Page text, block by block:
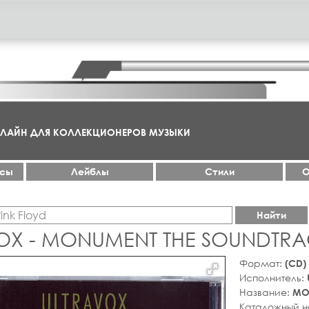
ДЛЯ КОЛЛЕКЦИОНЕРОВ МУЗЫКИ
Лейблы Стили
Найти
- MONUMENT THE
Формат:
Исполнитель:
Название: